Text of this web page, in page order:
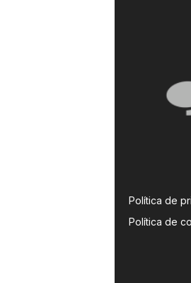
Política de
Política de